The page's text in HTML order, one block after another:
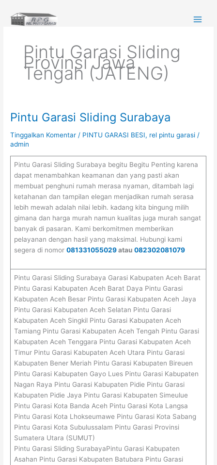
konten
Pintu Garasi Sliding
Provinsi Jawa
Tengah (JATENG)
Pintu Garasi Sliding Surabaya
Tinggalkan Komentar / PINTU GARASI BESI, rel pintu garasi /
admin
Pintu Garasi Sliding Surabaya begitu Begitu Penting karena
dapat menambahkan keamanan dan yang pasti akan
membuat penghuni rumah merasa nyaman, ditambah lagi
ketahanan dan tampilan elegan menjadikan rumah serasa
lebih mewah adalah nilai lebih. kadang kita bingung milih
gimana dan harga murah namun kualitas juga murah sangat
banyak di pasaran. Kami berkomitmen memberikan
pelayanan dengan hasil yang maksimal. Hubungi kami
segera di nomor 081331055029atau 082302081079
Pintu Garasi Sliding Surabaya Garasi Kabupaten Aceh Barat
Pintu Garasi Kabupaten Aceh Barat Daya Pintu Garasi
Kabupaten Aceh Besar Pintu Garasi Kabupaten Aceh Jaya
Pintu Garasi Kabupaten Aceh Selatan Pintu Garasi
Kabupaten Aceh Singkil Pintu Garasi Kabupaten Aceh
Tamiang Pintu Garasi Kabupaten Aceh Tengah Pintu Garasi
Kabupaten Aceh Tenggara Pintu Garasi Kabupaten Aceh
Timur Pintu Garasi Kabupaten Aceh Utara Pintu Garasi
Kabupaten Bener Meriah Pintu Garasi Kabupaten Bireuen
Pintu Garasi Kabupaten Gayo Lues Pintu Garasi Kabupaten
Nagan Raya Pintu Garasi Kabupaten Pidie Pintu Garasi
Kabupaten Pidie Jaya Pintu Garasi Kabupaten Simeulue
Pintu Garasi Kota Banda Aceh Pintu Garasi Kota Langsa
Pintu Garasi Kota Lhokseumawe Pintu Garasi Kota Sabang
Pintu Garasi Kota Subulussalam Pintu Garasi Provinsi
Sumatera Utara (SUMUT)
Pintu Garasi Sliding SurabayaPintu Garasi Kabupaten
Asahan Pintu Garasi Kabupaten Batubara Pintu Garasi
Pintu
Sliding
Surabaya